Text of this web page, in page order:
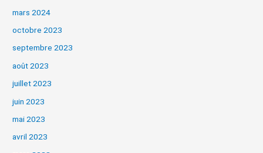
mars 2024
octobre 2023
septembre 2023
août 2023
juillet 2023
juin 2023
mai 2023
avril 2023